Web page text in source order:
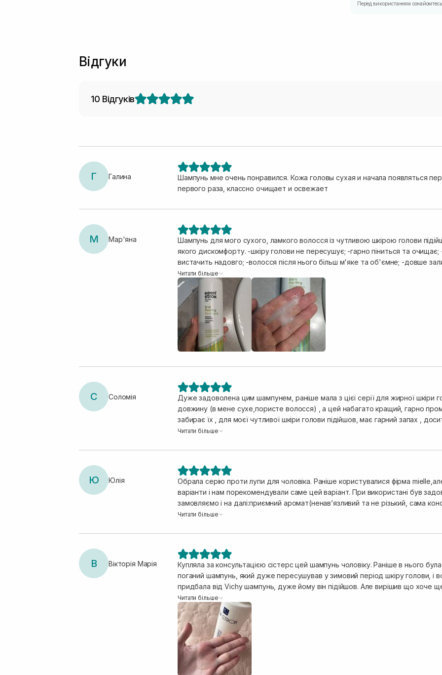
Перед використанням ознайомтесь
Відгуки
10 Відгуків
Г Галина
Шампунь мне очень понравился. Кожа головы сухая и начала появляться
первого раза, классно очищает и освежает
М Мар'яна
Шампунь для мого сухого, ламкого волосся із чутливою шкірою голови
якого дискомфорту. -шкіру голови не пересушує; -гарно піниться та
вистачить надовго; -волосся після нього більш м'яке та об'ємне; -довше
шкіри голови. Шампунь вартує уваги ❤️, гарно працює з лупою, але звичайно
волосся, зараз лупи немає, шкіра голови чистесенька. Проте моїм
Davines.
Читати більше
С Соломія
Дуже задоволена цим шампунем, раніше мала з цієї серії для жирної шкіри
довжину (в мене сухе,пористе волосся) , а цей набагато кращий, гарно
забирає їх , для моєї чутливої шкіри голови підійшов, має гарний запах , досить економний розхід, тому він мені
сподобався. коли закінчиться ,буду однозначно купувати ще
Читати більше
Ю Юлія
Обрала серію проти лупи для чоловіка. Раніше користувалися фірма
варіанти і нам порекомендували саме цей варіант. При використані був
замовляємо і на далі:приємний аромат(ненавʼязливий та не різький, сама
подразнює шкіру голови та не викликає зуду ,волосся розсип чате та немає
Читати більше
В Вікторія Марія
Купляла за консультацією сістерс цей шампунь чоловіку. Раніше в нього
поганий шампунь, який дуже пересушував у зимовий період шкіру голови, і
придбала від Vichy шампунь, дуже йому він підійшов. Але вирішив що хоче
класно підійшов. В чоловіка жирний тип шкіри голови, цей шампунь гарно
лупи чи подразнень. Я навіть сама його спробувала, заради цікавості, і я
пересушує волосся під час митання, проте гарно промиває, дає відчуття
голови. На фото показала текстуру, він не густий, проте не надто рідкий,
силу прикладати. Запах легкий, не нав’язливий, приємний, свіжий. Об’єм теж
використанні, так як добре піниться. Мені подобається цей бренд за
Читати більше